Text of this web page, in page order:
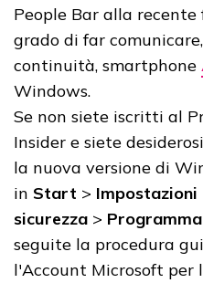
People Bar alla
grado di far
continuità, smartphone
Windows.
Se non siete iscritti al
Insider e siete
la nuova versione di
in Start > Impostazioni
sicurezza >
seguite la procedura
l'Account Microsoft per